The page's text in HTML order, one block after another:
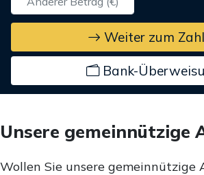
Weiter zum
Bank-
Unsere gemeinnützige
Wollen Sie unsere gemeinnützige